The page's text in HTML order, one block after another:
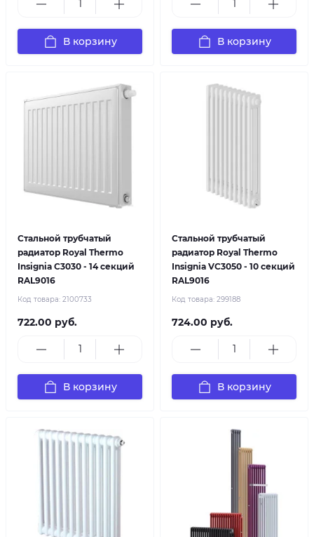
В корзину В корзину
Стальной трубчатый
радиатор Royal Thermo
Insignia C3030 - 14 секций
RAL9016
Код товара: 2100733
722.00 руб.
В корзину
Стальной трубчатый
радиатор Royal Thermo
Insignia VC3050 - 10 секций
RAL9016
Код товара: 299188
724.00 руб.
В корзину